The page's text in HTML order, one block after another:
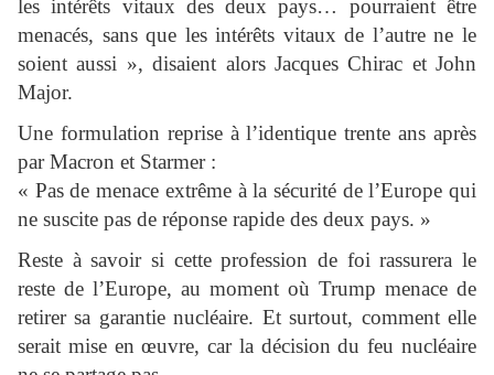
les intérêts vitaux des deux pays… pourraient être
menacés, sans que les intérêts vitaux de l’autre ne le
soient aussi », disaient alors Jacques Chirac et John
Major.
Une formulation reprise à l’identique trente ans après
par Macron et Starmer :
« Pas de menace extrême à la sécurité de l’Europe qui
ne suscite pas de réponse rapide des deux pays. »
Reste à savoir si cette profession de foi rassurera le
reste de l’Europe, au moment où Trump menace de
retirer sa garantie nucléaire. Et surtout, comment elle
serait mise en œuvre, car la décision du feu nucléaire